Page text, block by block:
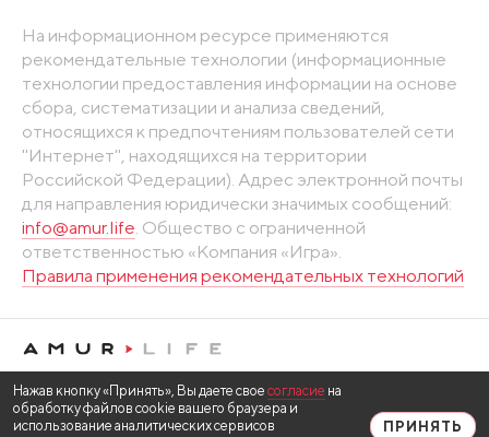
На информационном ресурсе применяются
рекомендательные технологии (информационные
технологии предоставления информации на основе
сбора, систематизации и анализа сведений,
относящихся к предпочтениям пользователей сети
"Интернет", находящихся на территории
Российской Федерации). Адрес электронной почты
для направления юридически значимых сообщений:
info@amur.life. Общество с ограниченной
ответственностью «Компания «Игра».
Правила применения рекомендательных технологий
Нажав кнопку «Принять», Вы даете свое согласие на
обработку файлов cookie вашего браузера и
использование аналитических сервисов
ПРИНЯТЬ